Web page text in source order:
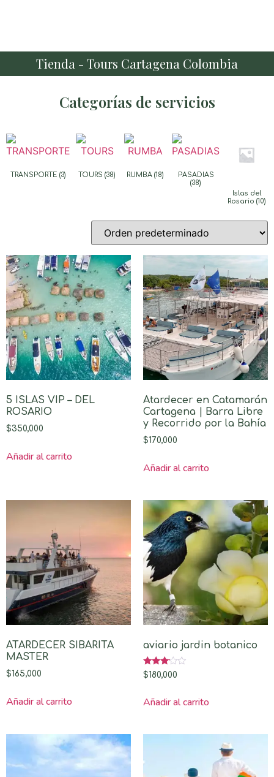
Tienda - Tours Cartagena Colombia
Categorías de servicios
TRANSPORTE (3) TOURS(38) RUMBA (18)
PASADIAS
(38)
Islas del
Rosario (10)
5 ISLAS VIP – DEL
ROSARIO
$350,000
Añadir al carrito
Atardecer en Catamarán
Cartagena | Barra Libre
y Recorrido por la Bahía
$170,000
Añadir al carrito
ATARDECER SIBARITA
MASTER
$165,000
Añadir al carrito
aviario jardin botanico
Valorado
con
$180,000
Añadir al carrito